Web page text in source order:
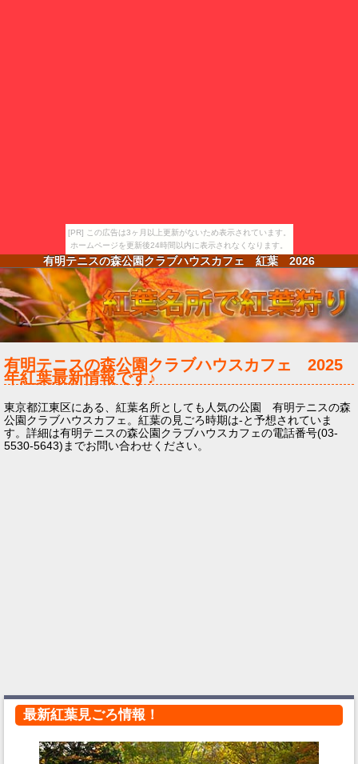
[PR] この広告は3ヶ月以上更新がないため表示されています。
ホームページを更新後24時間以内に表示されなくなります。
有明テニスの森公園クラブハウスカフェ 紅葉 2026
有明テニスの森公園クラブハウスカフェ 2025
年紅葉最新情報です♪
東京都江東区にある、紅葉名所としても人気の公園 有明テニスの森
公園クラブハウスカフェ。紅葉の見ごろ時期は-と予想されていま
す。詳細は有明テニスの森公園クラブハウスカフェの電話番号(03-
5530-5643)までお問い合わせください。
最新紅葉見ごろ情報！